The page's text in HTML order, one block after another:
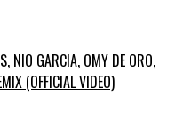
NIO GARCIA, OMY DE ORO,
(OFFICIAL VIDEO)